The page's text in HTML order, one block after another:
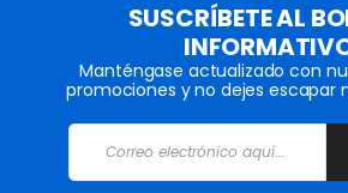
SUSCRÍBETE AL
Manténgase actualizado con
promociones y no dejes escapar